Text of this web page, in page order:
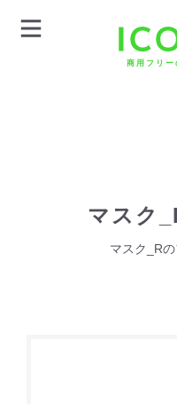
商用フリー
マスク
マスク_R